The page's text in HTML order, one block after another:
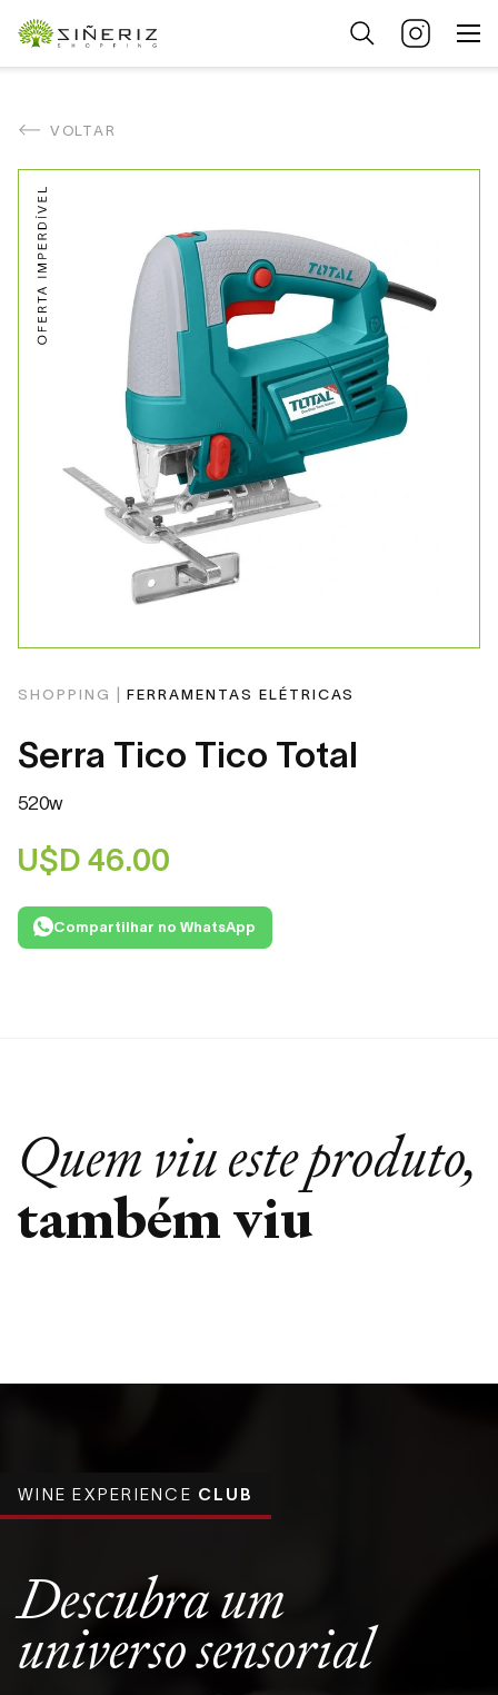
VOLTAR
SHOPPING | FERRAMENTAS ELÉTRICAS
Serra Tico Tico Total
520w
U$D46.00
Compartilhar no WhatsApp
Quem viu este produto,
também viu
WINE EXPERIENCE CLUB
Descubra um
universosensorial